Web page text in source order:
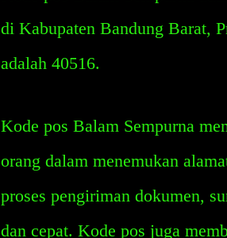
di Kabupaten Bandung Barat,
adalah 40516.
Kode pos Balam Sempurna
orang dalam menemukan
proses pengiriman dokumen,
dan cepat. Kode pos juga